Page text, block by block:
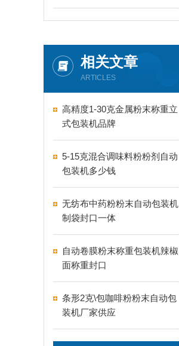
相关文章
ARTICLES
高精度1-30克金属粉末称重立
式包装机品牌
5-15克混合调味料粉粉剂自动
包装机多少钱
无纺布中药粉粉末自动包装机
制袋封口一体
自动卷膜粉末称重包装机辣椒
面称重封口
条形2克\包咖啡粉粉末自动包
装机厂家供应